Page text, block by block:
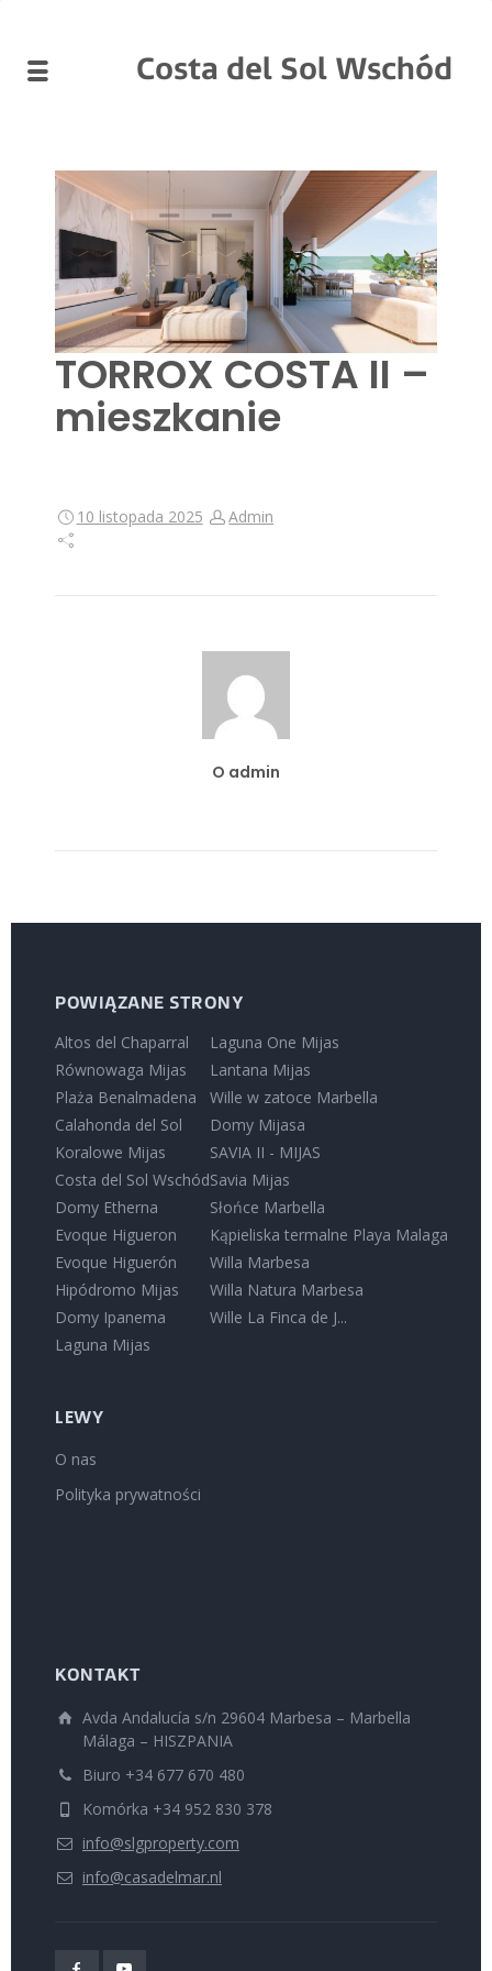
Costa del Sol Wschód
TORROX COSTA II –
mieszkanie
10 listopada 2025 Admin
O admin
POWIĄZANE STRONY
Altos del Chaparral
Równowaga Mijas
Plaża Benalmadena
Calahonda del Sol
Koralowe Mijas
Costa del Sol Wschód
Domy Etherna
Evoque Higueron
Evoque Higuerón
Hipódromo Mijas
Domy Ipanema
Laguna Mijas
Laguna One Mijas
Lantana Mijas
Wille w zatoce Marbella
Domy Mijasa
SAVIA II - MIJAS
Savia Mijas
Słońce Marbella
Kąpieliska termalne Playa Malaga
Willa Marbesa
Willa Natura Marbesa
Wille La Finca de J...
LEWY
O nas
Polityka prywatności
KONTAKT
Avda Andalucía s/n 29604 Marbesa – Marbella
Málaga – HISZPANIA
Biuro +34 677 670 480
Komórka +34 952 830 378
info@slgproperty.com
info@casadelmar.nl